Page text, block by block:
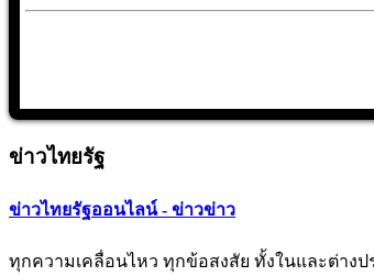
ข่าวไทยรัฐ
ข่าวไทยรัฐออนไลน์ - ข่าวข่าว
ทุกความเคลื่อนไหว ทุกข้อสงสัย ทั้งในและต่าง